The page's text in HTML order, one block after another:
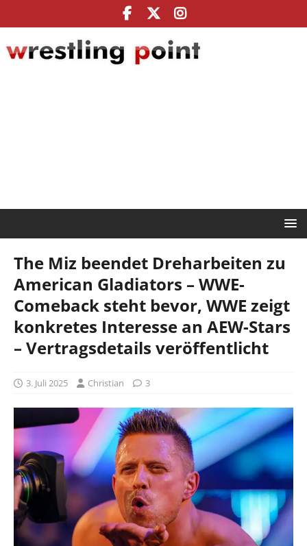
The Miz beendet Dreharbeiten zu
American Gladiators – WWE-
Comeback steht bevor, WWE zeigt
konkretes Interesse an AEW-Stars
– Vertragsdetails veröffentlicht
3. Juli 2025 Christian 3